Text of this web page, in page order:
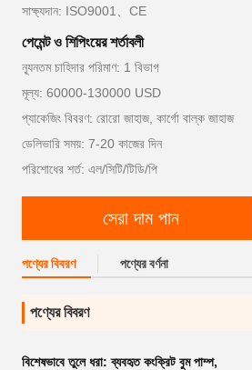
সাক্ষ্যদান: ISO9001、CE
পেমেন্ট ও শিপিংয়ের শর্তাবলী
ন্যূনতম চাহিদার পরিমাণ: 1 বিভাগ
মূল্য: 60000-130000 USD
প্যাকেজিং বিবরণ: রোরো জাহাজ, কার্গো বাল্ক জাহাজ
ডেলিভারি সময়: 7-20 কাজের দিন
পরিশোধের শর্ত: এল/সিটি/টিডি/পি
সেরা দাম পান
পণ্যের বিবরণ পণ্যের বর্ণনা
পণ্যের বিবরণ
বিশেষভাবে তুলে ধরা:ব্যবহৃত কংক্রিট বুম পাম্প,